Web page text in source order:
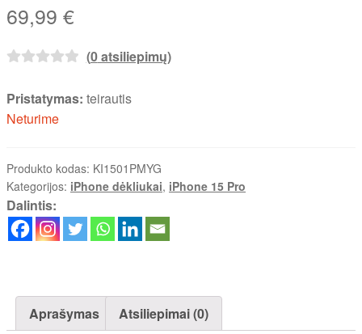
69,99 €
(0atsiliepimų)
Pristatymas: teirautis
Neturime
Produkto kodas: KI1501PMYG
Kategorijos: iPhone dėkliukai, iPhone 15 Pro
Dalintis:
Aprašymas Atsiliepimai (0)